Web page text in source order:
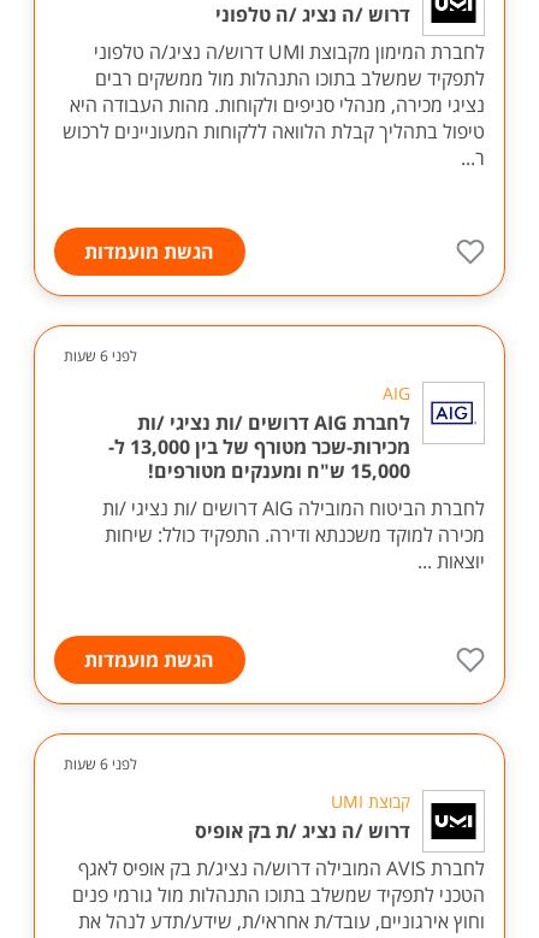
דרוש /ה נציג /ה טלפוני
לחברת המימון מקבוצת UMI דרוש/ה נציג/ה טלפוני
לתפקיד שמשלב בתוכו התנהלות מול ממשקים רבים
נציגי מכירה, מנהלי סניפים ולקוחות. מהות העבודה היא
טיפול בתהליך קבלת הלוואה ללקוחות המעוניינים לרכוש
ר...
הגשת מועמדות
לפני 6 שעות
AIG
לחברת AIG דרושים /ות נציגי /ות
מכירות-שכר מטורף של בין 13,000 ל-
15,000 ש"ח ומענקים מטורפים!
לחברת הביטוח המובילה AIG דרושים /ות נציגי /ות
מכירה למוקד משכנתא ודירה. התפקיד כולל: שיחות
יוצאות ...
הגשת מועמדות
לפני 6 שעות
קבוצת UMI
דרוש /ה נציג /ת בק אופיס
לחברת AVIS המובילה דרוש/ה נציג/ת בק אופיס לאגף
הטכני לתפקיד שמשלב בתוכו התנהלות מול גורמי פנים
וחוץ אירגוניים, עובד/ת אחראי/ת, שידע/תדע לנהל את